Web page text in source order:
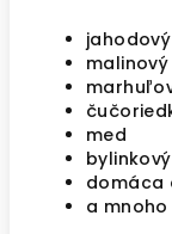
med
domáca
a